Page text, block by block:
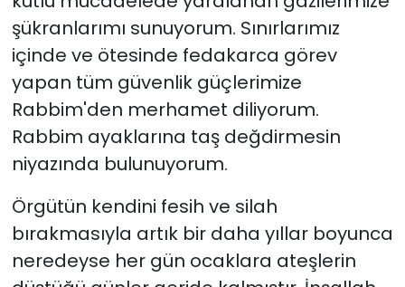
şükranlarımı sunuyorum. Sınırlarımız
içinde ve ötesinde fedakarca görev
yapan tüm güvenlik güçlerimize
Rabbim'den merhamet diliyorum.
Rabbim ayaklarına taş değdirmesin
niyazında bulunuyorum.
Örgütün kendini fesih ve silah
bırakmasıyla artık bir daha yıllar boyunca
neredeyse her gün ocaklara ateşlerin